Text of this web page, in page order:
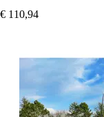
€ 110,94